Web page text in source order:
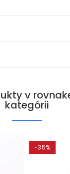
v
kategórii
-35%